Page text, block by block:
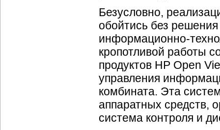
Безусловно,
обойтись без
информационно-
кропотливой работы
продуктов HP Open
управления
комбината. Эта
аппаратных средств,
система контроля и